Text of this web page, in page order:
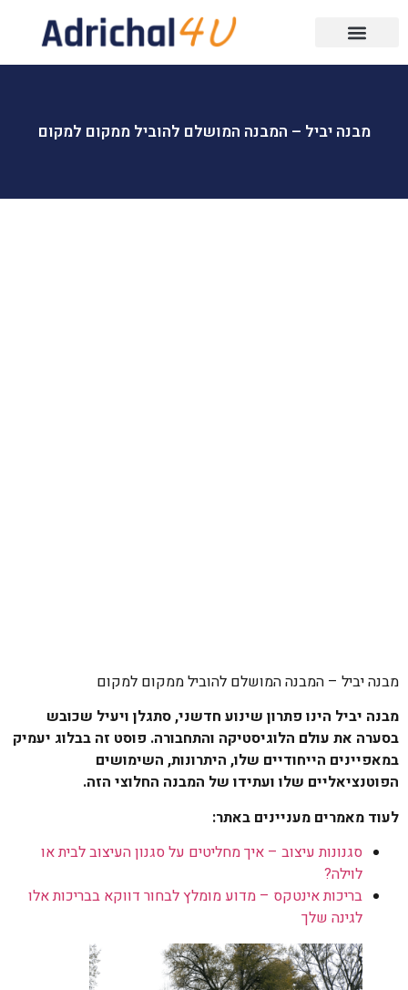
מבנה יביל – המבנה המושלם להוביל ממקום למקום
מבנה יביל – המבנה המושלם להוביל ממקום למקום
מבנה יביל הינו פתרון שינוע חדשני, סתגלן ויעיל שכובש
בסערה את עולם הלוגיסטיקה והתחבורה. פוסט זה בבלוג יעמיק
במאפיינים הייחודיים שלו, היתרונות, השימושים
הפוטנציאליים שלו ועתידו של המבנה החלוצי הזה.
לעוד מאמרים מעניינים באתר:
סגנונות עיצוב – איך מחליטים על סגנון העיצוב לבית או
לוילה?
בריכות אינטקס – מדוע מומלץ לבחור דווקא בבריכות אלו
לגינה שלך